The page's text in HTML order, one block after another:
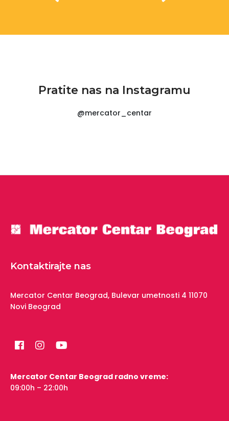
Pratite nas na Instagramu
@mercator_centar
Kontaktirajte nas
Mercator Centar Beograd, Bulevar umetnosti 4 11070
Novi Beograd
Mercator Centar Beograd radno vreme:
09:00h – 22:00h